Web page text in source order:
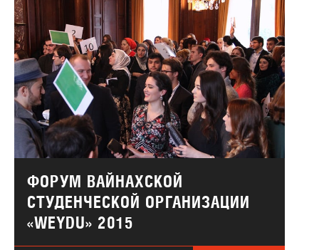
ФОРУМ ВАЙНАХСКОЙ
СТУДЕНЧЕСКОЙ ОРГАНИЗАЦИИ
«WEYDU» 2015